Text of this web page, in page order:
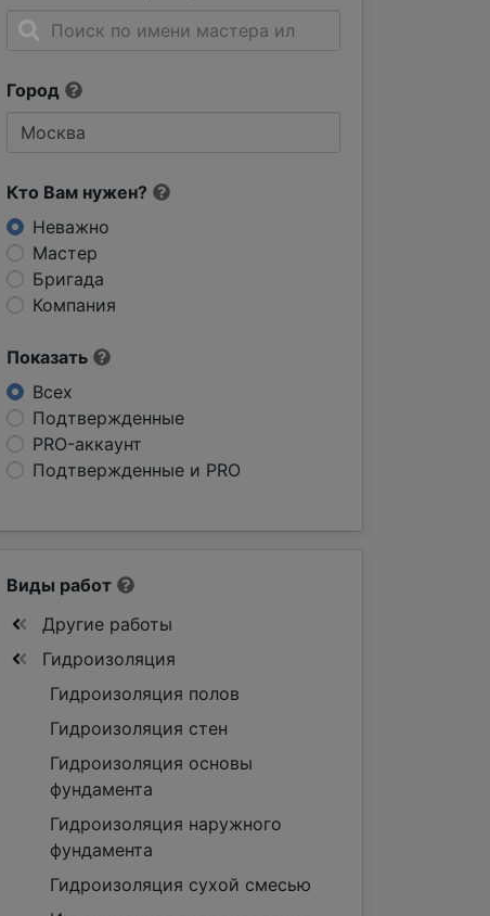
Город
Кто Вам нужен?
Неважно
Мастер
Бригада
Компания
Показать
Всех
Подтвержденные
PRO-аккаунт
Подтвержденные и PRO
Виды работ
Другие работы
Гидроизоляция
Гидроизоляция полов
Гидроизоляция стен
Гидроизоляция основы
фундамента
Гидроизоляция наружного
фундамента
Гидроизоляция сухой смесью